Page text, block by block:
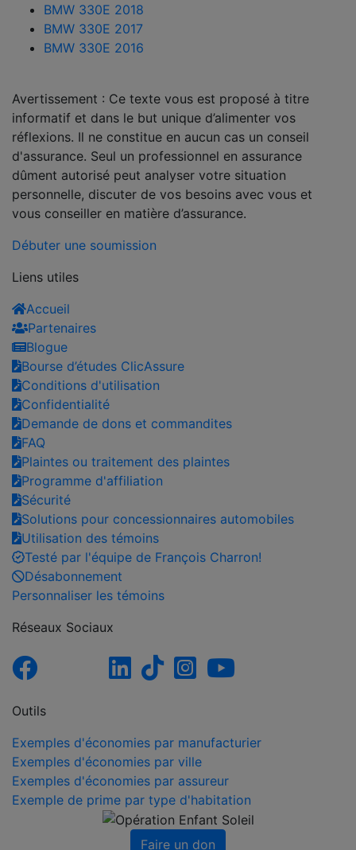
BMW 330E 2018
BMW 330E 2017
BMW 330E 2016
Avertissement : Ce texte vous est proposé à titre
informatif et dans le but unique d’alimenter vos
réflexions. Il ne constitue en aucun cas un conseil
d'assurance. Seul un professionnel en assurance
dûment autorisé peut analyser votre situation
personnelle, discuter de vos besoins avec vous et
vous conseiller en matière d’assurance.
Débuter une soumission
Liens utiles
Accueil
Partenaires
Blogue
Bourse d’études ClicAssure
Conditions d'utilisation
Confidentialité
Demande de dons et commandites
FAQ
Plaintes ou traitement des plaintes
Programme d'affiliation
Sécurité
Solutions pour concessionnaires automobiles
Utilisation des témoins
Testé par l'équipe de François Charron!
Désabonnement
Personnaliser les témoins
Réseaux Sociaux
Outils
Exemples d'économies par manufacturier
Exemples d'économies par ville
Exemples d'économies par assureur
Exemple de prime par type d'habitation
Faire un don